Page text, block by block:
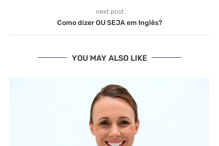
next post
Como dizer OU SEJA em Inglês?
YOU MAY ALSO LIKE